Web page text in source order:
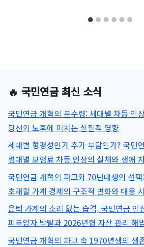
🔥 국민연금 최신 소식
국민연금 개혁의 분수령: 세대별 차등 인
당신의 노후에 미치는 실질적 영향
세대별 형평성인가 추가 부담인가? 국민
령대별 보험료 차등 인상의 실체와 생애
국민연금 개혁의 파고와 70년대생의 선
초래할 가계 경제의 구조적 변화와 대응
은퇴 가계의 소리 없는 습격, 국민연금 인
피부양자 박탈과 2026년형 자산 관리 해
국민연금 개혁의 파고 속 1970년생의 생